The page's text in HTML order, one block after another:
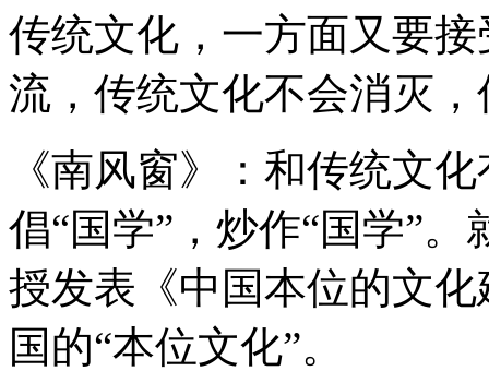
传统文化，一方面又要
流，传统文化不会消灭
《南风窗》：和传统文
倡“国学”，炒作“国学”
授发表《中国本位的文
国的“本位文化”。